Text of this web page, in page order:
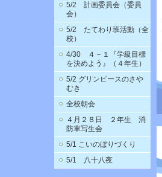
5/2 計画委員会（委員
会）
5/2 たてわり班活動（全
校）
4/30 ４－１『学級目標
を決めよう』（４年生）
5/2 グリンピースのさや
むき
全校朝会
４月２８日 ２年生 消
防車写生会
5/1 こいのぼりづくり
5/1 八十八夜